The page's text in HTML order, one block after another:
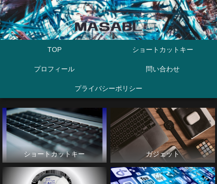
TOP ショートカットキー
プロフィール 問い合わせ
プライバシーポリシー
ショートカットキー ガジェット